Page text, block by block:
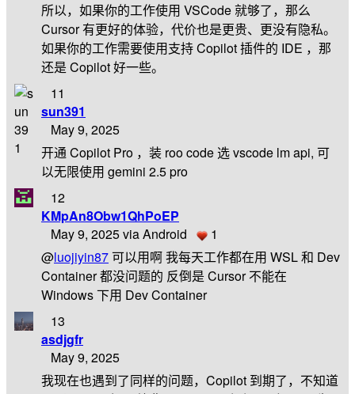
所以，如果你的工作使用 VSCode 就够了，那么
Cursor 有更好的体验，代价也是更贵、更没有隐私。
如果你的工作需要使用支持 Copilot 插件的 IDE ，那
还是 Copilot 好一些。
11
sun391
May 9, 2025
开通 Copilot Pro ，装 roo code 选 vscode lm api, 可
以无限使用 gemini 2.5 pro
12
KMpAn8Obw1QhPoEP
May 9, 2025 via Android
1
@luojiyin87可以用啊 我每天工作都在用 WSL 和 Dev
Container 都没问题的 反倒是 Cursor 不能在
Windows 下用 Dev Container
13
asdjgfr
May 9, 2025
我现在也遇到了同样的问题，Copilot 到期了，不知道